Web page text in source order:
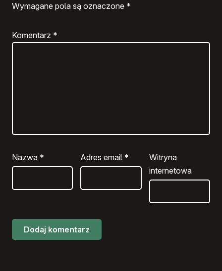
Wymagane pola są oznaczone *
Komentarz *
Nazwa * Adres email *
Witryna
internetowa